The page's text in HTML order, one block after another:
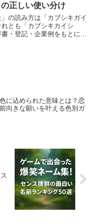
正しい使い分け
」の読み方は「カブシキガイ
とも「カブシキカイシ
・登記・企業例をもとに、
に込められた意味とは？恋
向きな願いを叶える色別ガ